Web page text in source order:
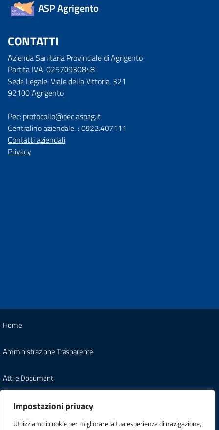
Impostazioni privacy
Utilizziamo i cookie per migliorare la tua esperienza di navigazione,
ASP Agrigento
CONTATTI
Azienda Sanitaria Provinciale di Agrigento
Partita IVA: 02570930848
Sede Legale: Viale della Vittoria, 321
92100 Agrigento
Pec: protocollo@pec.aspag.it
Centralino aziendale. : 0922.407111
Contatti aziendali
Privacy
Home
Amministrazione Trasparente
Atti e Documenti
Note Legali